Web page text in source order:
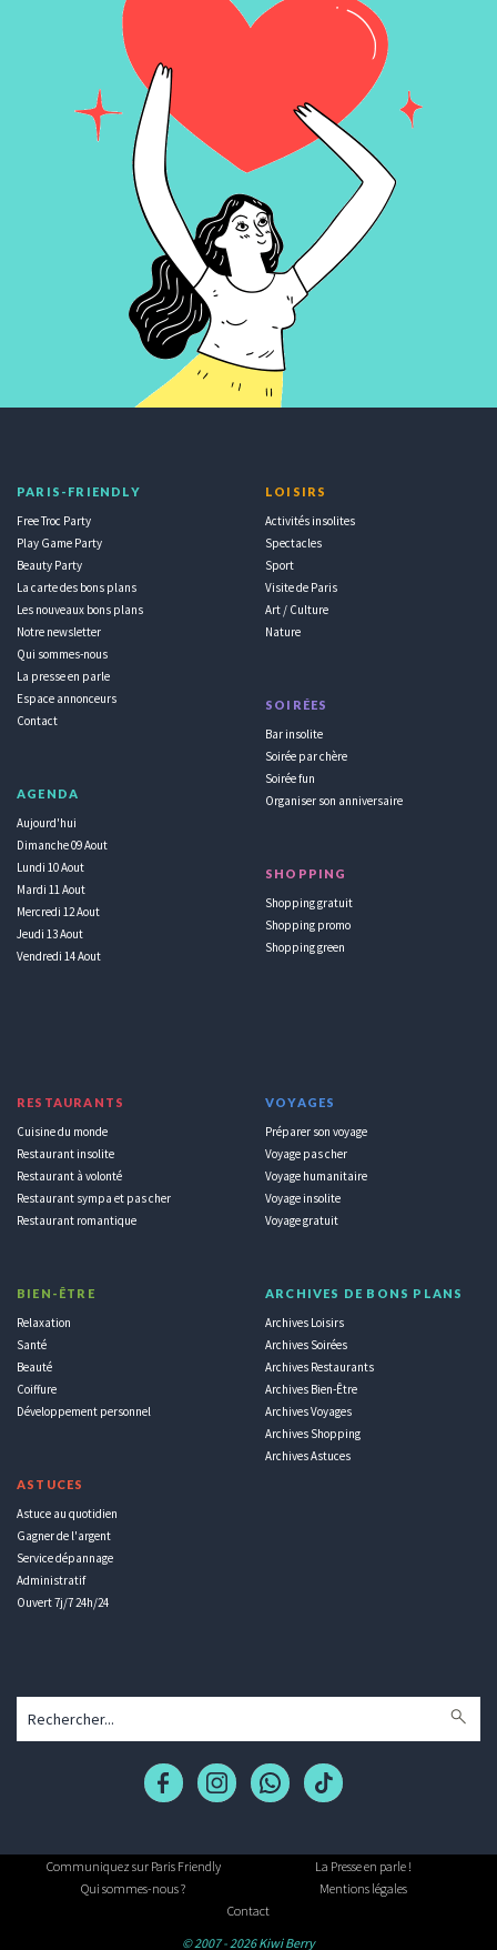
PARIS-FRIENDLY
Free Troc Party
Play Game Party
Beauty Party
La carte des bons plans
Les nouveaux bons plans
Notre newsletter
Qui sommes-nous
La presse en parle
Espace annonceurs
Contact
AGENDA
Aujourd'hui
Dimanche 09 Aout
Lundi 10 Aout
Mardi 11 Aout
Mercredi 12 Aout
Jeudi 13 Aout
Vendredi 14 Aout
LOISIRS
Activités insolites
Spectacles
Sport
Visite de Paris
Art / Culture
Nature
SOIRÉES
Bar insolite
Soirée par chère
Soirée fun
Organiser son anniversaire
SHOPPING
Shopping gratuit
Shopping promo
Shopping green
RESTAURANTS
Cuisine du monde
Restaurant insolite
Restaurant à volonté
Restaurant sympa et pas cher
Restaurant romantique
BIEN-ÊTRE
Relaxation
Santé
Beauté
Coiffure
Développement personnel
ASTUCES
Astuce au quotidien
Gagner de l'argent
Service dépannage
Administratif
Ouvert 7j/7 24h/24
VOYAGES
Préparer son voyage
Voyage pas cher
Voyage humanitaire
Voyage insolite
Voyage gratuit
ARCHIVES DE BONS PLANS
Archives Loisirs
Archives Soirées
Archives Restaurants
Archives Bien-Être
Archives Voyages
Archives Shopping
Archives Astuces
Communiquez sur Paris Friendly
La Presse en parle !
Qui sommes-nous ?
Mentions légales
Contact
© 2007 - 2026 Kiwi Berry